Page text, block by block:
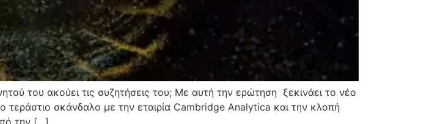
του ακούει τις συζητήσεις του; Με αυτή την ερώτηση ξεκινάει το νέο
σκάνδαλο με την εταιρία Cambridge Analytica και την κλοπή
την […]